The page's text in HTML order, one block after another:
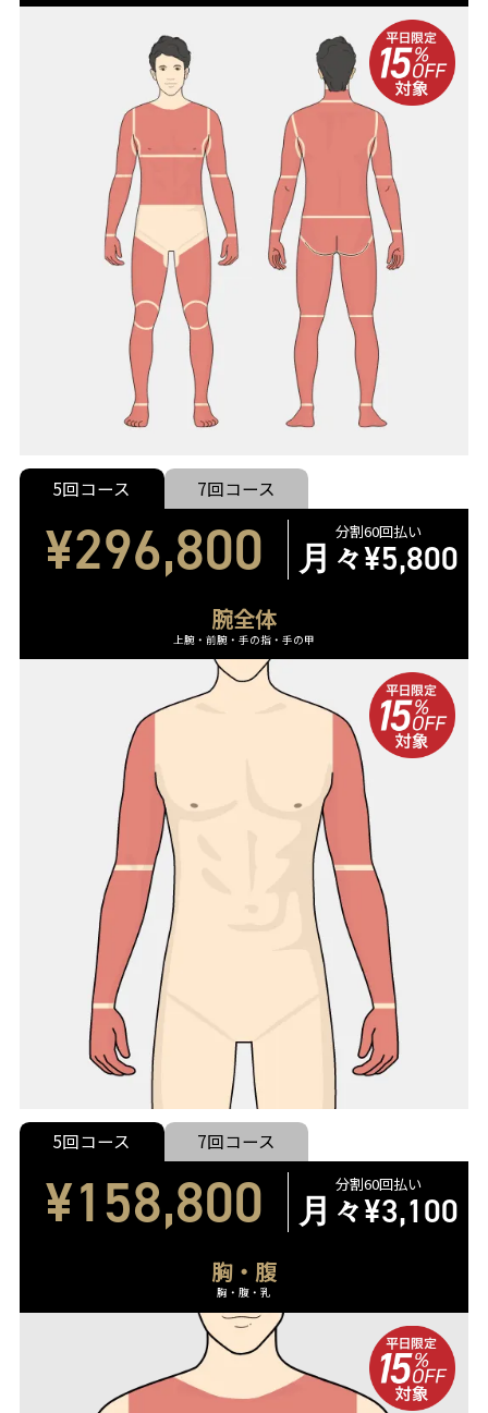
5回コース 7回コース
¥296,800 分割60回払い
月々¥5,800
腕全体
上腕・前腕・手の指・手の甲
5回コース 7回コース
¥158,800 分割60回払い
月々¥3,100
胸・腹
胸・腹・乳